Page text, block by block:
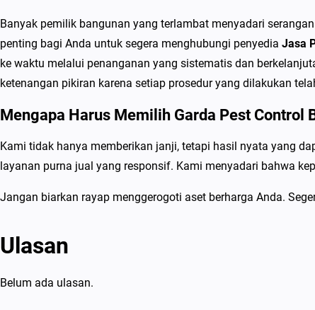
Banyak pemilik bangunan yang terlambat menyadari
penting bagi Anda untuk segera menghubungi penyedia Jasa
ke waktu melalui penanganan yang sistematis dan
ketenangan pikiran karena setiap prosedur yang dilakukan
Mengapa Harus Memilih Garda Pest Control
Kami tidak hanya memberikan janji, tetapi hasil nyata yang
layanan purna jual yang responsif. Kami menyadari bahwa
Jangan biarkan rayap menggerogoti aset berharga Anda.
Ulasan
Belum ada ulasan.